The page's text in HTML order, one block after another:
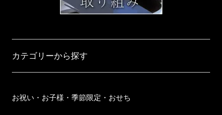
カテゴリーから探す
お祝い・お子様・季節限定・おせち